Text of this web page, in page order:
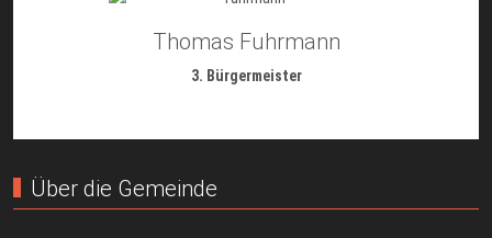
Thomas Fuhrmann
3. Bürgermeister
Über die Gemeinde